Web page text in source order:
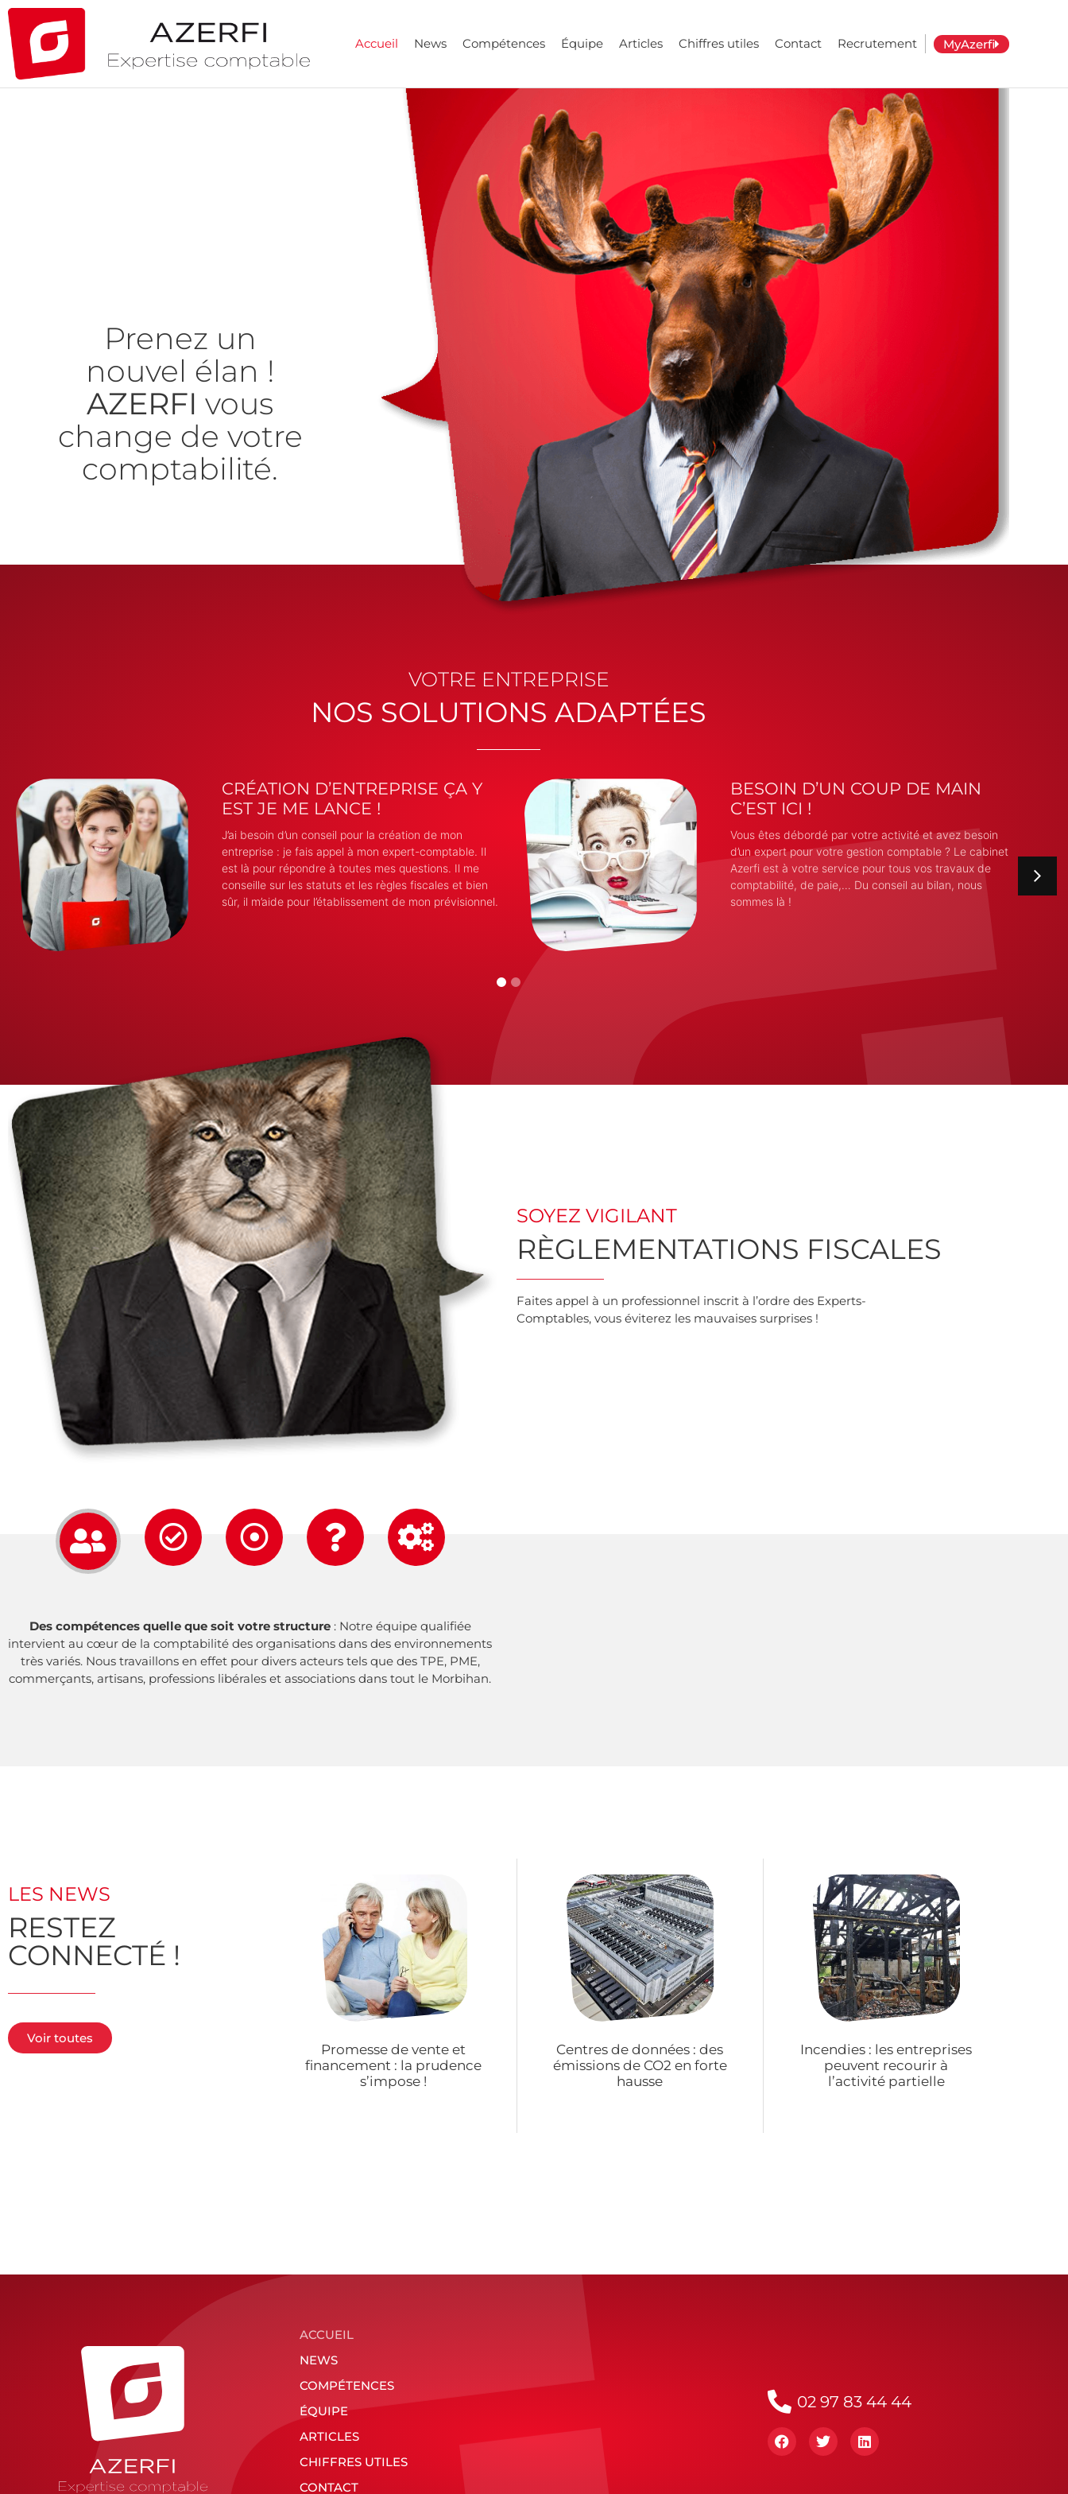
Accueil News Compétences Équipe Articles Chiffres utiles Contact Recrutement MyAzerfi
Prenez un
nouvel élan !
AZERFI vous
change de votre
comptabilité.
VOTRE ENTREPRISE
NOS SOLUTIONS ADAPTÉES
CRÉATION D’ENTREPRISE ÇA Y
EST JE ME LANCE !
J’ai besoin d’un conseil pour la création de mon
entreprise : je fais appel à mon expert-comptable. Il
est là pour répondre à toutes mes questions. Il me
conseille sur les statuts et les règles fiscales et bien
sûr, il m’aide pour l’établissement de mon prévisionnel.
BESOIN D’UN COUP DE MAIN
C’EST ICI !
Vous êtes débordé par votre activité et avez besoin
d’un expert pour votre gestion comptable ? Le cabinet
Azerfi est à votre service pour tous vos travaux de
comptabilité, de paie,… Du conseil au bilan, nous
sommes là !
SOYEZ VIGILANT
RÈGLEMENTATIONS FISCALES
Faites appel à un professionnel inscrit à l’ordre des Experts-
Comptables, vous éviterez les mauvaises surprises !
Des compétences quelle que soit votre structure: Notre équipe qualifiée
intervient au cœur de la comptabilité des organisations dans des environnements
très variés. Nous travaillons en effet pour divers acteurs tels que des TPE, PME,
commerçants, artisans, professions libérales et associations dans tout le Morbihan.
LES NEWS
RESTEZ
CONNECTÉ !
Voir toutes
Promesse de vente et
financement : la prudence
s’impose !
Centres de données : des
émissions de CO2 en forte
hausse
Incendies : les entreprises
peuvent recourir à
l’activité partielle
ACCUEIL
NEWS
COMPÉTENCES
ÉQUIPE
ARTICLES
CHIFFRES UTILES
CONTACT
02 97 83 44 44